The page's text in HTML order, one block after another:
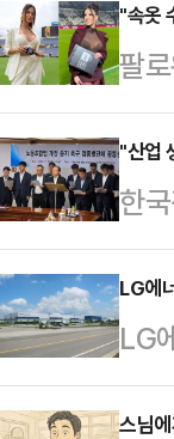
은
미
가
고
관
서
"속옷
팔
나
에
스
착
트
셜
태
"산업
한
2·3
태
노
구
LG에
LG
철
스님